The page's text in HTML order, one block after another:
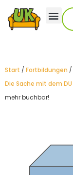
Start / Fortbildungen /
Die Sache mit dem DU
mehr buchbar!